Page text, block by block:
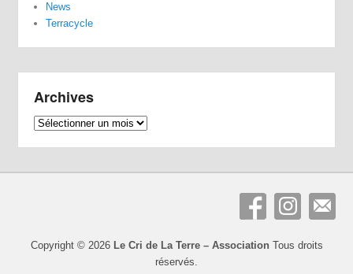
News
Terracycle
Archives
Archives
Copyright © 2026 Le Cri de La Terre – Association Tous droits
réservés.